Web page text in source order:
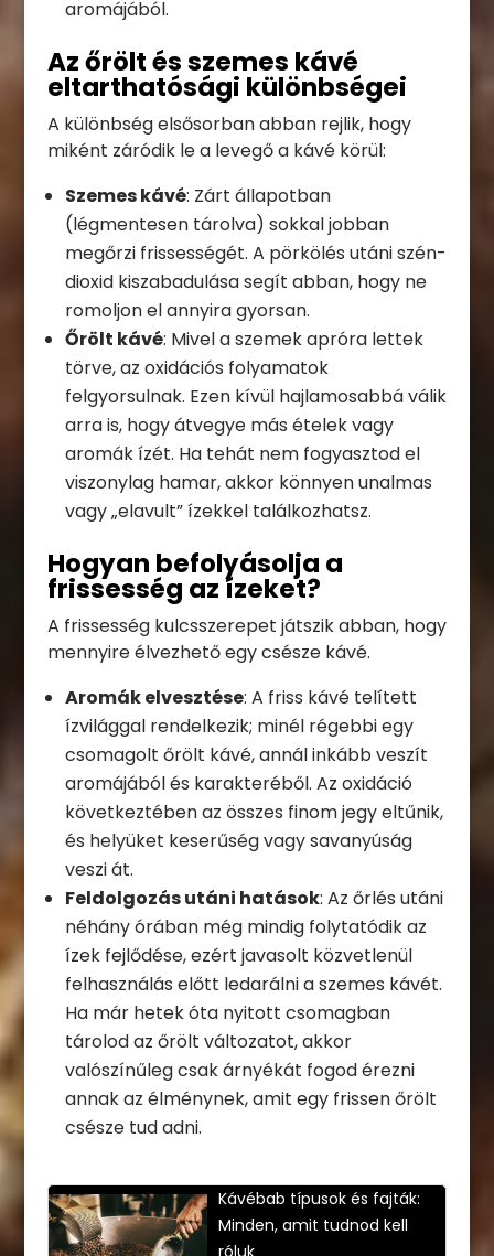
aromájából.
Az őrölt és szemes kávé
eltarthatósági különbségei
A különbség elsősorban abban rejlik, hogy
miként záródik le a levegő a kávé körül:
Szemes kávé: Zárt állapotban
(légmentesen tárolva) sokkal jobban
megőrzi frissességét. A pörkölés utáni szén-
dioxid kiszabadulása segít abban, hogy ne
romoljon el annyira gyorsan.
Őrölt kávé: Mivel a szemek apróra lettek
törve, az oxidációs folyamatok
felgyorsulnak. Ezen kívül hajlamosabbá válik
arra is, hogy átvegye más ételek vagy
aromák ízét. Ha tehát nem fogyasztod el
viszonylag hamar, akkor könnyen unalmas
vagy „elavult” ízekkel találkozhatsz.
Hogyan befolyásolja a
frissesség az ízeket?
A frissesség kulcsszerepet játszik abban, hogy
mennyire élvezhető egy csésze kávé.
Aromák elvesztése: A friss kávé telített
ízvilággal rendelkezik; minél régebbi egy
csomagolt őrölt kávé, annál inkább veszít
aromájából és karakteréből. Az oxidáció
következtében az összes finom jegy eltűnik,
és helyüket keserűség vagy savanyúság
veszi át.
Feldolgozás utáni hatások: Az őrlés utáni
néhány órában még mindig folytatódik az
ízek fejlődése, ezért javasolt közvetlenül
felhasználás előtt ledarálni a szemes kávét.
Ha már hetek óta nyitott csomagban
tárolod az őrölt változatot, akkor
valószínűleg csak árnyékát fogod érezni
annak az élménynek, amit egy frissen őrölt
csésze tud adni.
Kávébab típusok és fajták:
Minden, amit tudnod kell